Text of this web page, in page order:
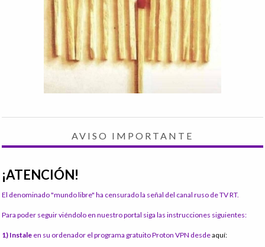
AVISO IMPORTANTE
¡ATENCIÓN!
El denominado "mundo libre" ha censurado la señal del canal ruso de TV RT.
Para poder seguir viéndolo en nuestro portal siga las instrucciones siguientes:
1) Instale en su ordenador el programa gratuito Proton VPN desdeaquí: